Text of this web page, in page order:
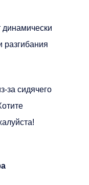
динамически
разгибания
за сидячего